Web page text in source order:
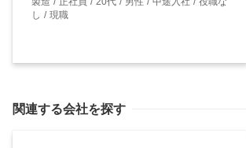
し
現職
関連する会社を探す